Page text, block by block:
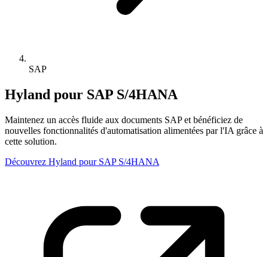
SAP
Hyland pour SAP S/4HANA
Maintenez un accès fluide aux documents SAP et bénéficiez de
nouvelles fonctionnalités d'automatisation alimentées par l'IA grâce à
cette solution.
Découvrez Hyland pour SAP S/4HANA